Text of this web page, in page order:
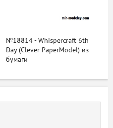
№18814 - Whispercraft 6th
Day (Clever PaperModel) из
бумаги